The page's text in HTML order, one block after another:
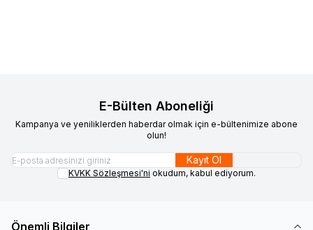
E-Bülten Aboneliği
Kampanya ve yeniliklerden haberdar olmak için e-bültenimize abone
olun!
Kayıt Ol
KVKK Sözleşmesi'ni okudum, kabul ediyorum.
Önemli Bilgiler